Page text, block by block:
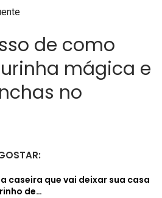
de como
mágica e
no
caseira que vai deixar sua casa
de…